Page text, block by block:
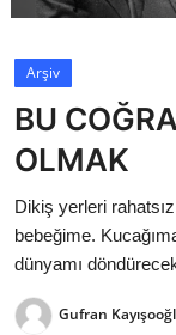
Cumhurbaşkanlığı
Bakanlıklar
Siyasi Partiler
Mülki İdare
Toplum ve
Arşiv
BU
OLMAK
Dikiş yerleri
bebeğime.
dünyamı
Gufran